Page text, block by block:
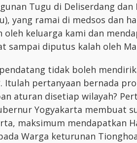
Tugu di Deliserdang
yang ramai di medsos dan
oleh keluarga kami dan
sampai diputus kalah oleh
tidak boleh
Itulah pertanyaan bernada
aturan disetiap wilayah?
Yogyakarta membuat
maksimum mendapatkan
Warga keturunan